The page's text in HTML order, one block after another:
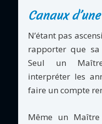
Canaux
N’étant pas
rapporter que
Seul un
interpréter les
faire un compte
Même un